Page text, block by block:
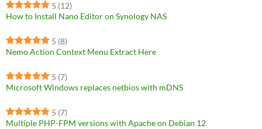
5 (12)
How to Install Nano Editor on Synology NAS
5 (8)
Nemo Action Context Menu Extract Here
5 (7)
Microsoft Windows replaces netbios with mDNS
5 (7)
Multiple PHP-FPM versions with Apache on Debian 12